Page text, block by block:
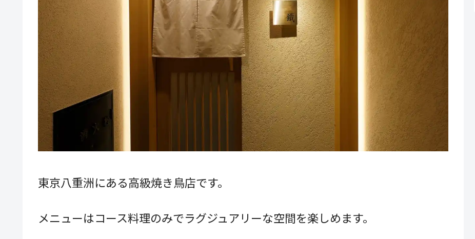
東京八重洲にある高級焼き鳥店です。
メニューはコース料理のみでラグジュアリーな空間を楽しめます。